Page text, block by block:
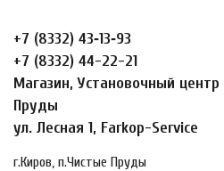
+7 (8332) 43‑13‑93
+7 (8332) 44-22-21
Магазин, Установочный центр
Пруды
ул. Лесная 1, Farkop-Service
г.Киров, п.Чистые Пруды